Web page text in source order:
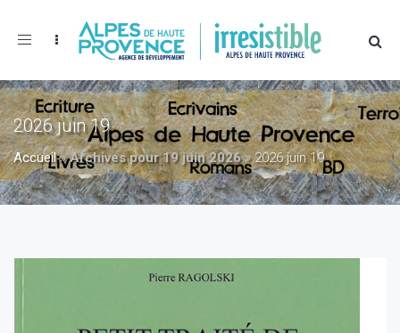
Toggle
2026 juin 19
Accueil»Archives pour 19 juin 2026»2026 juin 19